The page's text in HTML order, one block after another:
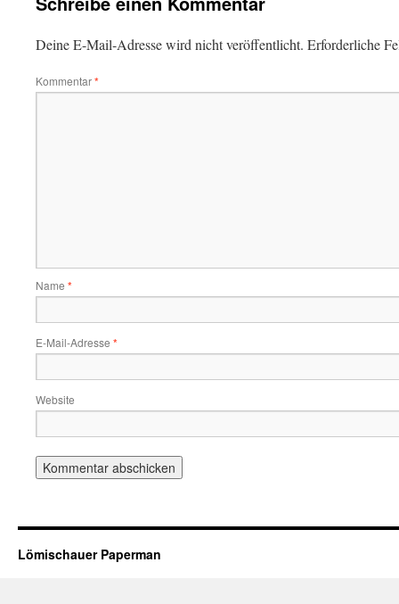
Deine E-Mail-Adresse wird nicht veröffentlicht. Erforderliche
Kommentar*
Name *
E-Mail-Adresse *
Website
Lömischauer Paperman